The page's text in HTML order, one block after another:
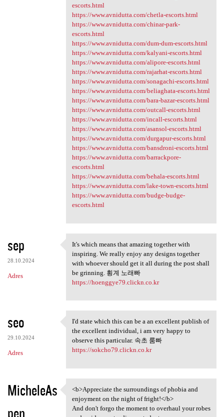
escorts.html
https://www.avnidutta.com/chetla-escorts.html
https://www.avnidutta.com/chinar-park-
escorts.html
https://www.avnidutta.com/dum-dum-escorts.html
https://www.avnidutta.com/kalyani-escorts.html
https://www.avnidutta.com/alipore-escorts.html
https://www.avnidutta.com/rajarhat-escorts.html
https://www.avnidutta.com/sonagachi-escorts.html
https://www.avnidutta.com/beliaghata-escorts.html
https://www.avnidutta.com/bara-bazar-escorts.html
https://www.avnidutta.com/outcall-escorts.html
https://www.avnidutta.com/incall-escorts.html
https://www.avnidutta.com/asansol-escorts.html
https://www.avnidutta.com/durgapur-escorts.html
https://www.avnidutta.com/bansdroni-escorts.html
https://www.avnidutta.com/barrackpore-
escorts.html
https://www.avnidutta.com/behala-escorts.html
https://www.avnidutta.com/lake-town-escorts.html
https://www.avnidutta.com/budge-budge-
escorts.html
sep
28.10.2024
Adres
It's which means that amazing
It's which means that amazing together with
inspiring. We really enjoy any designs together
with whoever should get it all during the post shall
be grinning. 횡계 노래빠
https://hoenggye79.clickn.co.kr
seo
29.10.2024
Adres
I'd state which this can be a
I'd state which this can be a an excellent publish of
the excellent individual, i am very happy to
observe this particular. 속초 룸빠
https://sokcho79.clickn.co.kr
MicheleAs
pen
<b>Appreciate the
<b>Appreciate the surroundings of phobia and
enjoyment on the night of fright!</b>
And don't forgo the moment to overhaul your robes